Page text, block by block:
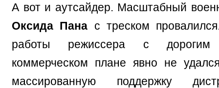
А вот и аутсайдер. Масштабный
Оксида Пана с треском
работы режиссера с
коммерческом плане явно не
массированную поддержку